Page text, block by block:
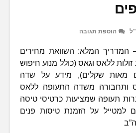
הוספת תגובה
המדריך המלא: השוואת מחירים
זולות ללאס וגאס (כולל מנוע חיפוש
מאות שקלים), מידע על שדה
ותחבורה משדה התעופה ללאס
תעופה שמציעות כרטיסי טיסה
למטייל על הזמנת טיסות פנים